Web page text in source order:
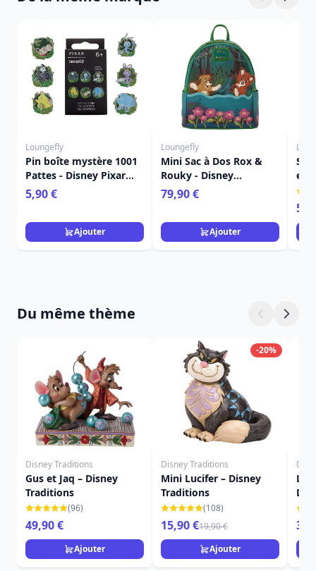
Loungefly
Pin boîte mystère 1001
Pattes - Disney Pixar
Loungefly
5,90 €
Ajouter
Loungefly
Mini Sac à Dos Rox &
Rouky - Disney
Loungefly
79,90 €
Ajouter
et
Du même thème
Disney Traditions
Gus et Jaq – Disney
Traditions
(96)
49,90 €
Ajouter
-20%
Disney Traditions
Mini Lucifer – Disney
Traditions
(108)
15,90 €19,90 €
Ajouter
La